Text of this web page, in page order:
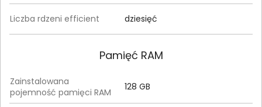
Liczba rdzeni efficient dziesięć
Pamięć RAM
Zainstalowana
pojemność pamięci RAM
128 GB